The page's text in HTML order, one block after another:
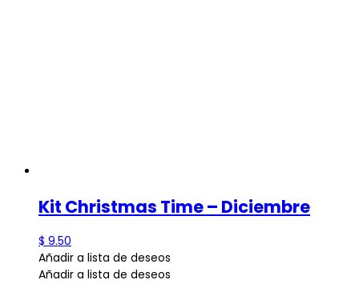
Kit Christmas Time – Diciembre
$ 9.50
Añadir a lista de deseos
Añadir a lista de deseos